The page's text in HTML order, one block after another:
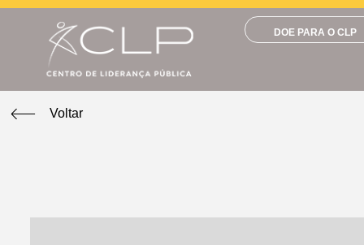
DOE PARA O CLP
Voltar